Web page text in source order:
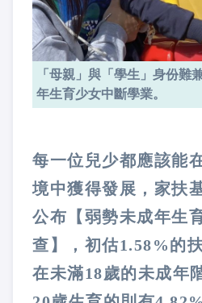
「母親」與「學生」身份難
年生育少女中斷學業。
每一位兒少都應該能
境中獲得發展，家扶
公布【弱勢未成年生
查】，初估1.58%的
在未滿18歲的未成年